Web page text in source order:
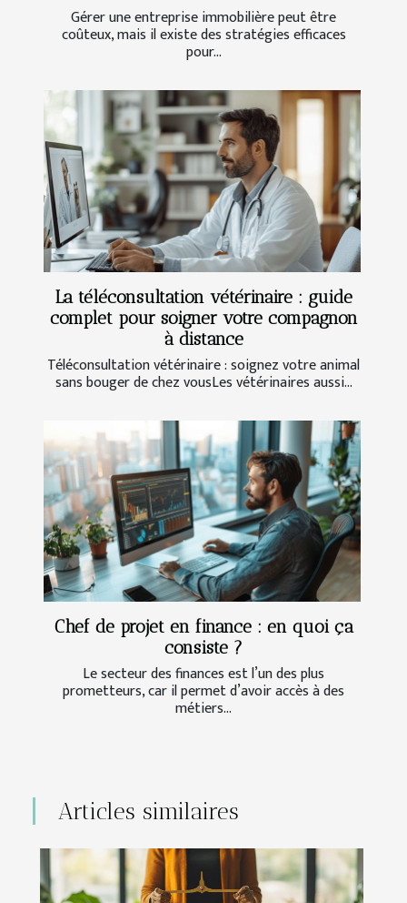
Gérer une entreprise immobilière peut être
coûteux, mais il existe des stratégies efficaces
pour...
La téléconsultation vétérinaire : guide
complet pour soigner votre compagnon
à distance
Téléconsultation vétérinaire : soignez votre animal
sans bouger de chez vousLes vétérinaires aussi...
Chef de projet en finance : en quoi ça
consiste ?
Le secteur des finances est l’un des plus
prometteurs, car il permet d’avoir accès à des
métiers...
Articles similaires